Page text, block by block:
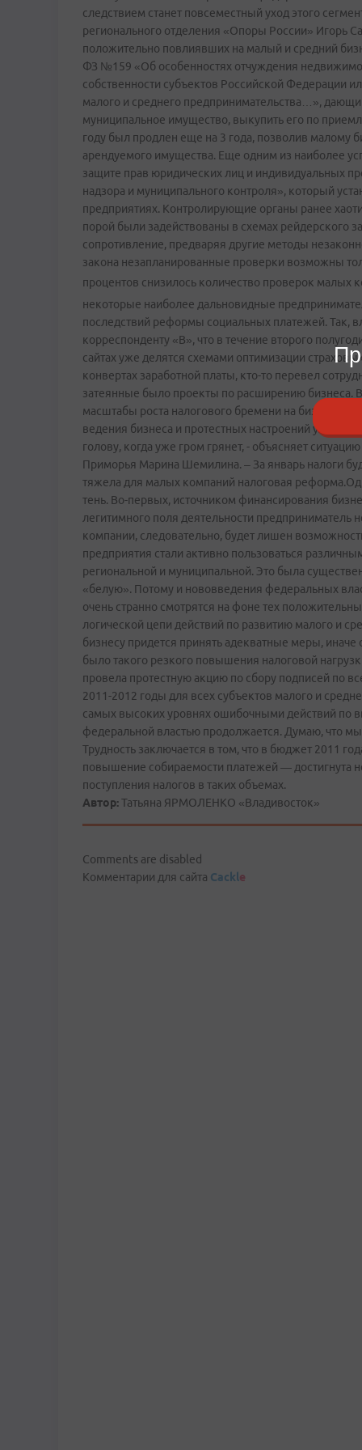
следствием станет повсеместный уход этого
регионального отделения «Опоры России» Игорь
положительно повлиявших на малый и средний
ФЗ №159 «Об особенностях отчуждения
собственности субъектов Российской Федерации
малого и среднего предпринимательства…»,
муниципальное имущество, выкупить его по
году был продлен еще на 3 года, позволив малому
арендуемого имущества. Еще одним из наиболее
защите прав юридических лиц и индивидуальных
надзора и муниципального контроля», который
предприятиях. Контролирующие органы ранее
порой были задействованы в схемах рейдерского
сопротивление, предваряя другие методы
закона незапланированные проверки возможны
процентов снизилось количество проверок малых
некоторые наиболее дальновидные
последствий реформы социальных платежей. Так,
корреспонденту «В», что в течение второго
сайтах уже делятся схемами оптимизации
конвертах заработной платы, кто-то перевел
затеянные было проекты по расширению бизнеса.
масштабы роста налогового бремени на бизнес.
ведения бизнеса и протестных настроений уже в
голову, когда уже гром грянет, - объясняет
Приморья Марина Шемилина. – За январь налоги
тяжела для малых компаний налоговая
тень. Во-первых, источником финансирования
легитимного поля деятельности
компании, следовательно, будет лишен
предприятия стали активно пользоваться
региональной и муниципальной. Это была
«белую». Потому и нововведения федеральных
очень странно смотрятся на фоне тех
логической цепи действий по развитию малого и
бизнесу придется принять адекватные меры,
было такого резкого повышения налоговой
провела протестную акцию по сбору подписей по
2011-2012 годы для всех субъектов малого и
самых высоких уровнях ошибочными действий по
федеральной властью продолжается. Думаю, что
Трудность заключается в том, что в бюджет 2011
повышение собираемости платежей — достигнута
поступления налогов в таких объемах.
Автор:Татьяна ЯРМОЛЕНКО «Владивосток»
Comments are disabled
Комментарии для сайта Cackle